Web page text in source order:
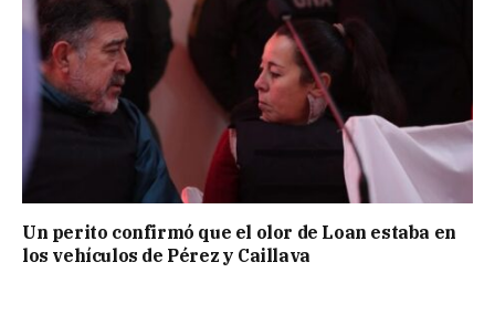
Un perito confirmó que el olor de Loan estaba en
los vehículos de Pérez y Caillava